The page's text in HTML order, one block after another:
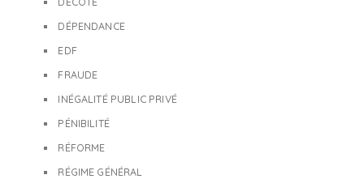
DÉPENDANCE
EDF
FRAUDE
INÉGALITÉ PUBLIC PRIVÉ
PÉNIBILITÉ
RÉFORME
RÉGIME GÉNÉRAL